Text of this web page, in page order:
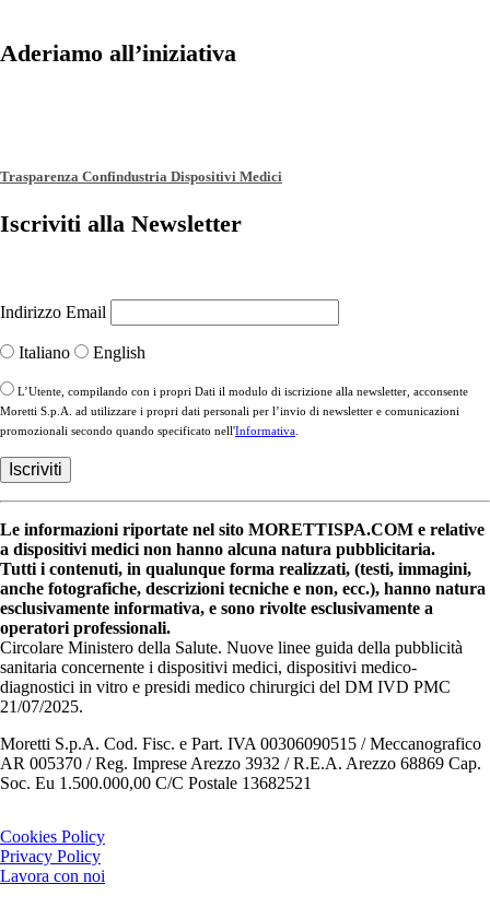
Aderiamo all’iniziativa
Trasparenza Confindustria Dispositivi Medici
Iscriviti alla Newsletter
Indirizzo Email
Italiano English
L’Utente, compilando con i propri Dati il modulo di iscrizione alla newsletter, acconsente
Moretti S.p.A. ad utilizzare i propri dati personali per l’invio di newsletter e comunicazioni
promozionali secondo quando specificato nell'Informativa
Le informazioni riportate nel sito MORETTISPA.COM e relative
a dispositivi medici non hanno alcuna natura pubblicitaria.
Tutti i contenuti, in qualunque forma realizzati, (testi, immagini,
anche fotografiche, descrizioni tecniche e non, ecc.), hanno natura
esclusivamente informativa, e sono rivolte esclusivamente a
operatori professionali.
Circolare Ministero della Salute. Nuove linee guida della pubblicità
sanitaria concernente i dispositivi medici, dispositivi medico-
diagnostici in vitro e presidi medico chirurgici del DM IVD PMC
21/07/2025.
Moretti S.p.A. Cod. Fisc. e Part. IVA 00306090515 / Meccanografico
AR 005370 / Reg. Imprese Arezzo 3932 / R.E.A. Arezzo 68869 Cap.
Soc. Eu 1.500.000,00 C/C Postale 13682521
Cookies Policy
Privacy Policy
Lavora con noi